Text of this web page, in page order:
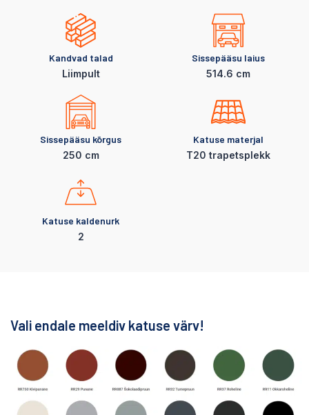
Kandvad talad
LiimpuIt
Sissepääsu laius
514.6 cm
Sissepääsu kõrgus
250 cm
Katuse materjal
T20 trapetsplekk
Katuse kaldenurk
2
Vali endale meeldiv katuse värv!